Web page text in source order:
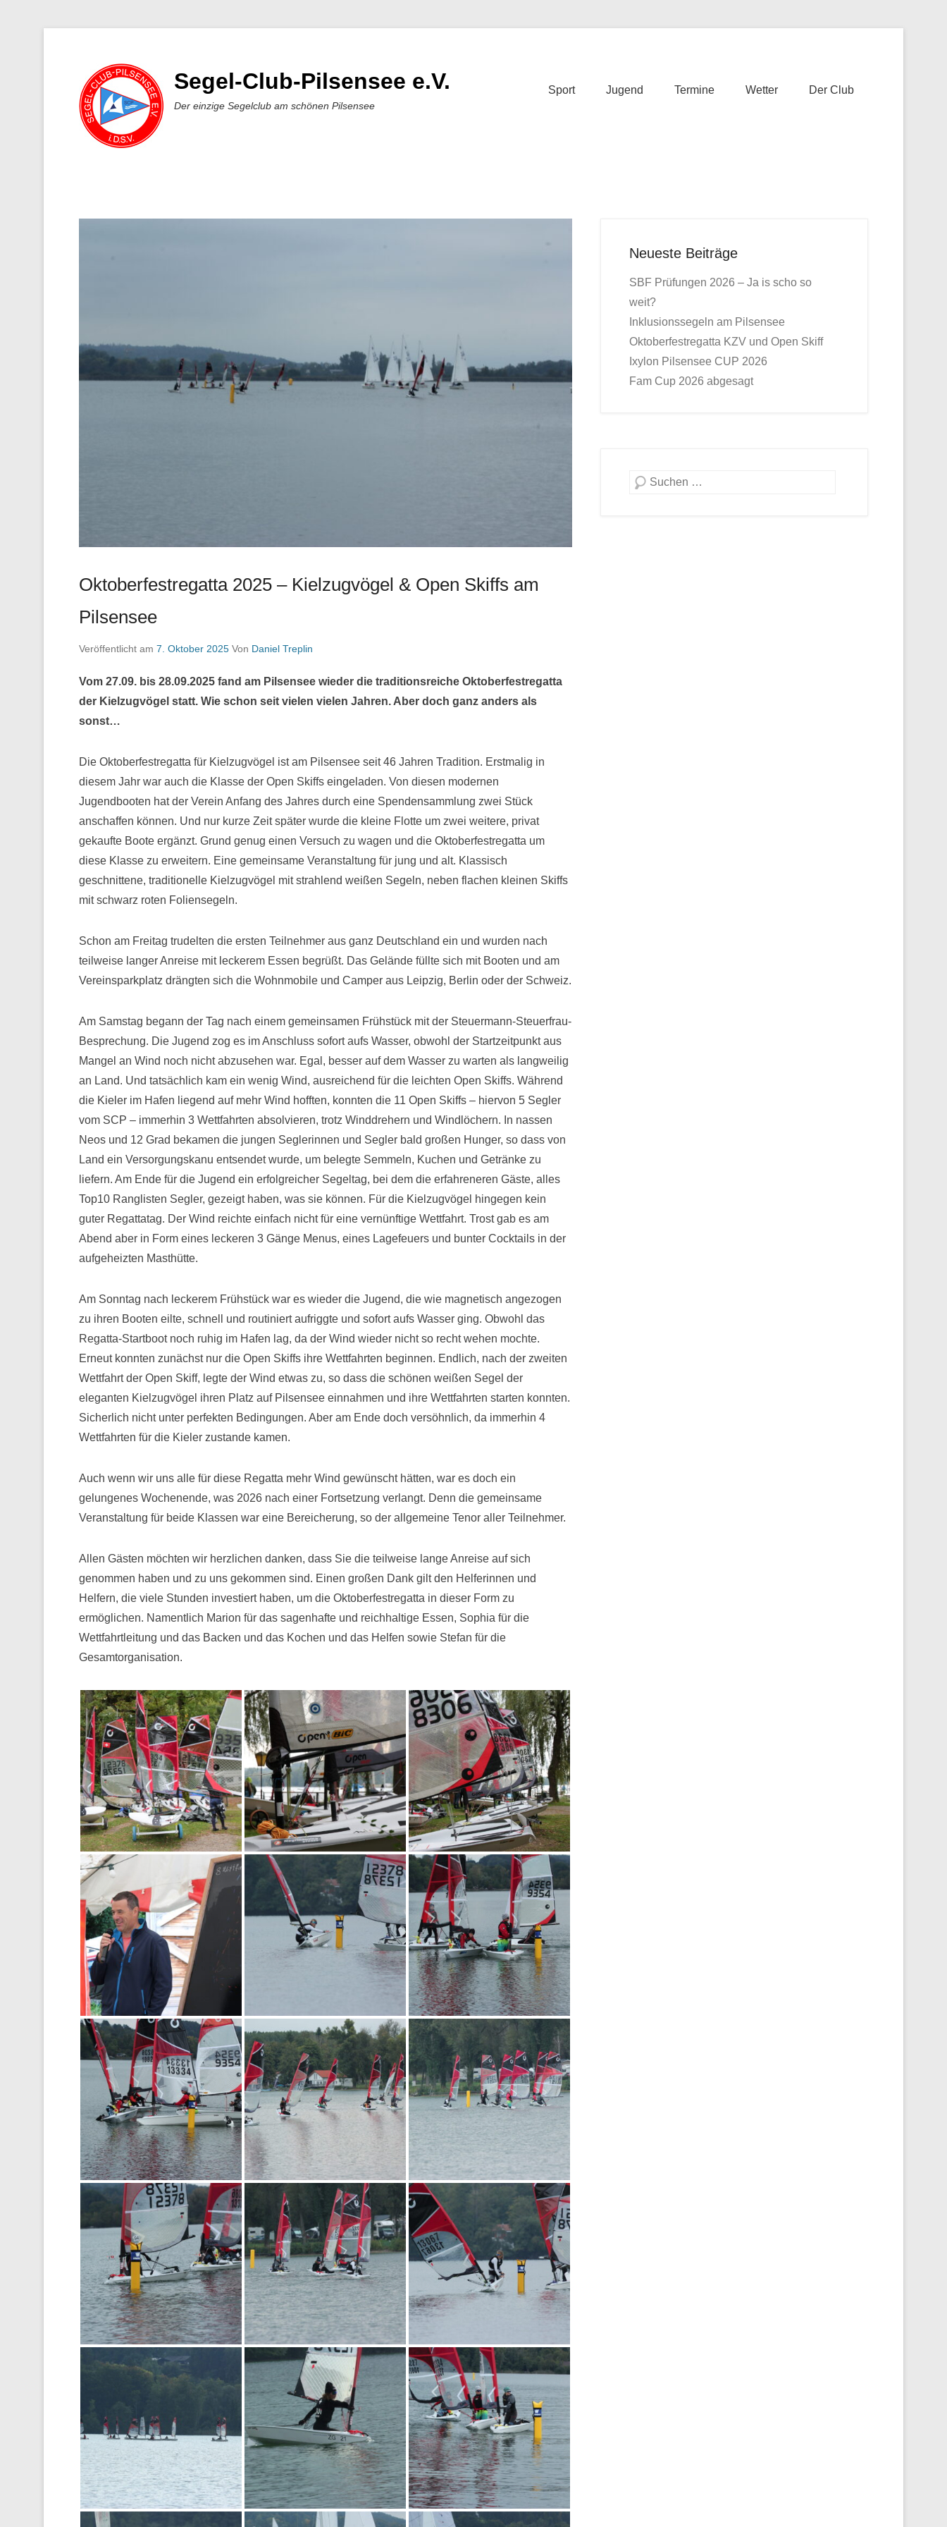
Segel-Club-Pilsensee e.V.
Der einzige Segelclub am schönen Pilsensee
Sport Jugend Termine Wetter Der Club
Oktoberfestregatta 2025 – Kielzugvögel & Open Skiffs am
Pilsensee
Veröffentlicht am 7. Oktober 2025 Von Daniel Treplin
Vom 27.09. bis 28.09.2025 fand am Pilsensee wieder die traditionsreiche Oktoberfestregatta
der Kielzugvögel statt. Wie schon seit vielen vielen Jahren. Aber doch ganz anders als
sonst…
Die Oktoberfestregatta für Kielzugvögel ist am Pilsensee seit 46 Jahren Tradition. Erstmalig in
diesem Jahr war auch die Klasse der Open Skiffs eingeladen. Von diesen modernen
Jugendbooten hat der Verein Anfang des Jahres durch eine Spendensammlung zwei Stück
anschaffen können. Und nur kurze Zeit später wurde die kleine Flotte um zwei weitere, privat
gekaufte Boote ergänzt. Grund genug einen Versuch zu wagen und die Oktoberfestregatta um
diese Klasse zu erweitern. Eine gemeinsame Veranstaltung für jung und alt. Klassisch
geschnittene, traditionelle Kielzugvögel mit strahlend weißen Segeln, neben flachen kleinen Skiffs
mit schwarz roten Foliensegeln.
Schon am Freitag trudelten die ersten Teilnehmer aus ganz Deutschland ein und wurden nach
teilweise langer Anreise mit leckerem Essen begrüßt. Das Gelände füllte sich mit Booten und am
Vereinsparkplatz drängten sich die Wohnmobile und Camper aus Leipzig, Berlin oder der Schweiz.
Am Samstag begann der Tag nach einem gemeinsamen Frühstück mit der Steuermann-Steuerfrau-
Besprechung. Die Jugend zog es im Anschluss sofort aufs Wasser, obwohl der Startzeitpunkt aus
Mangel an Wind noch nicht abzusehen war. Egal, besser auf dem Wasser zu warten als langweilig
an Land. Und tatsächlich kam ein wenig Wind, ausreichend für die leichten Open Skiffs. Während
die Kieler im Hafen liegend auf mehr Wind hofften, konnten die 11 Open Skiffs – hiervon 5 Segler
vom SCP – immerhin 3 Wettfahrten absolvieren, trotz Winddrehern und Windlöchern. In nassen
Neos und 12 Grad bekamen die jungen Seglerinnen und Segler bald großen Hunger, so dass von
Land ein Versorgungskanu entsendet wurde, um belegte Semmeln, Kuchen und Getränke zu
liefern. Am Ende für die Jugend ein erfolgreicher Segeltag, bei dem die erfahreneren Gäste, alles
Top10 Ranglisten Segler, gezeigt haben, was sie können. Für die Kielzugvögel hingegen kein
guter Regattatag. Der Wind reichte einfach nicht für eine vernünftige Wettfahrt. Trost gab es am
Abend aber in Form eines leckeren 3 Gänge Menus, eines Lagefeuers und bunter Cocktails in der
aufgeheizten Masthütte.
Am Sonntag nach leckerem Frühstück war es wieder die Jugend, die wie magnetisch angezogen
zu ihren Booten eilte, schnell und routiniert aufriggte und sofort aufs Wasser ging. Obwohl das
Regatta-Startboot noch ruhig im Hafen lag, da der Wind wieder nicht so recht wehen mochte.
Erneut konnten zunächst nur die Open Skiffs ihre Wettfahrten beginnen. Endlich, nach der zweiten
Wettfahrt der Open Skiff, legte der Wind etwas zu, so dass die schönen weißen Segel der
eleganten Kielzugvögel ihren Platz auf Pilsensee einnahmen und ihre Wettfahrten starten konnten.
Sicherlich nicht unter perfekten Bedingungen. Aber am Ende doch versöhnlich, da immerhin 4
Wettfahrten für die Kieler zustande kamen.
Auch wenn wir uns alle für diese Regatta mehr Wind gewünscht hätten, war es doch ein
gelungenes Wochenende, was 2026 nach einer Fortsetzung verlangt. Denn die gemeinsame
Veranstaltung für beide Klassen war eine Bereicherung, so der allgemeine Tenor aller Teilnehmer.
Allen Gästen möchten wir herzlichen danken, dass Sie die teilweise lange Anreise auf sich
genommen haben und zu uns gekommen sind. Einen großen Dank gilt den Helferinnen und
Helfern, die viele Stunden investiert haben, um die Oktoberfestregatta in dieser Form zu
ermöglichen. Namentlich Marion für das sagenhafte und reichhaltige Essen, Sophia für die
Wettfahrtleitung und das Backen und das Kochen und das Helfen sowie Stefan für die
Gesamtorganisation.
Neueste Beiträge
SBF Prüfungen 2026 – Ja is scho so
weit?
Inklusionssegeln am Pilsensee
Oktoberfestregatta KZV und Open Skiff
Ixylon Pilsensee CUP 2026
Fam Cup 2026 abgesagt
Suche